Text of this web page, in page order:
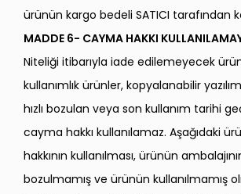
ürünün kargo bedeli SATICI tarafından
MADDE 6- CAYMA HAKKI
Niteliği itibarıyla iade edilemeyecek
kullanımlık ürünler, kopyalanabilir
hızlı bozulan veya son kullanım tarihi
cayma hakkı kullanılamaz. Aşağıdaki
hakkının kullanılması, ürünün
bozulmamış ve ürünün kullanılmamış